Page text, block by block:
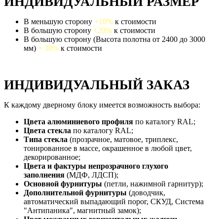
В меньшую сторону +10% к стоимости
В большую сторону +20% к стоимости
В большую сторону (Высота полотна от 2400 до 3000
мм) + 30% к стоимости
ИНДИВИДУАЛЬНЫЙ ЗАКАЗ
К каждому дверному блоку имеется возможность выбора:
Цвета алюминиевого профиля по каталогу RAL;
Цвета стекла по каталогу RAL;
Типа стекла (прозрачное, матовое, триплекс,
тонированное в массе, окрашенное в любой цвет,
декорированное;
Цвета и фактуры непрозрачного глухого
заполнения (МДФ, ЛДСП);
Основной фурнитуры (петли, нажимной гарнитур);
Дополнительной фурнитуры (доводчик,
автоматический выпадающий порог, СКУД, Система
"Антипаника", магнитный замок);